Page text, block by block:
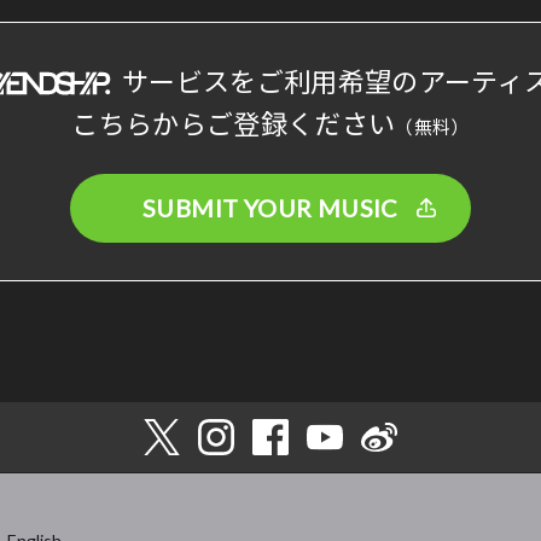
サービスをご利用希望のアーティ
こちらからご登録ください （無料）
SUBMIT YOUR MUSIC